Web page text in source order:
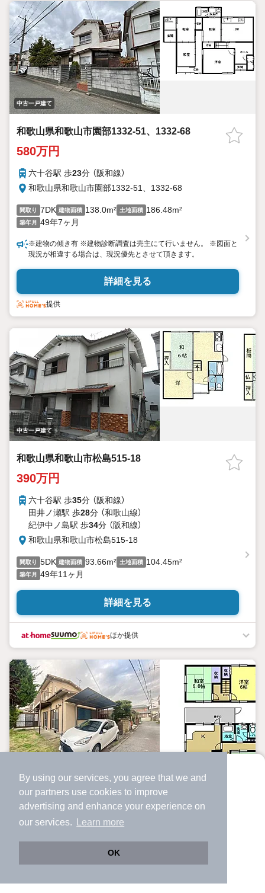
By using our services, you agree that we and
our partners use cookies to improve
advertising and enhance your experience on
our services.
Learn more
OK
より使いやすくなった
アプリで物件探ししませんか？
サクサク動く地図で物件検索
中古一戸建て
和歌山県和歌山市園部1332-51、1332-68
580万円
六十谷駅 歩23分 （阪和線）
和歌山県和歌山市園部1332-51、1332-68
間取り 7DK 建物面積 138.0m² 土地面積 186.48m²
築年月 49年7ヶ月
※建物の傾き有 ※建物診断調査は売主にて行いません。 ※図面と
現況が相違する場合は、現況優先とさせて頂きます。
詳細を見る
提供
中古一戸建て
和歌山県和歌山市松島515-18
390万円
六十谷駅 歩35分 （阪和線）
田井ノ瀬駅 歩28分 （和歌山線）
紀伊中ノ島駅 歩34分 （阪和線）
和歌山県和歌山市松島515-18
間取り 5DK 建物面積 93.66m² 土地面積 104.45m²
築年月 49年11ヶ月
詳細を見る
ほか提供
和歌山県和歌山市直川
紀伊駅 歩50分 （阪和線）